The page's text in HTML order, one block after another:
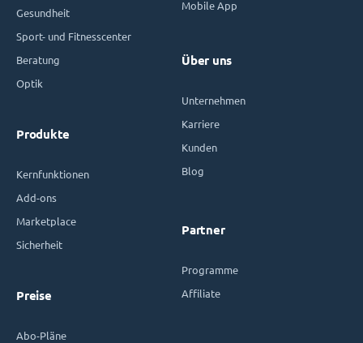
Gesundheit
Sport- und Fitnesscenter
Beratung
Optik
Produkte
Kernfunktionen
Add-ons
Marketplace
Sicherheit
Preise
Abo-Pläne
Mobile App
Über uns
Unternehmen
Karriere
Kunden
Blog
Partner
Programme
Affiliate